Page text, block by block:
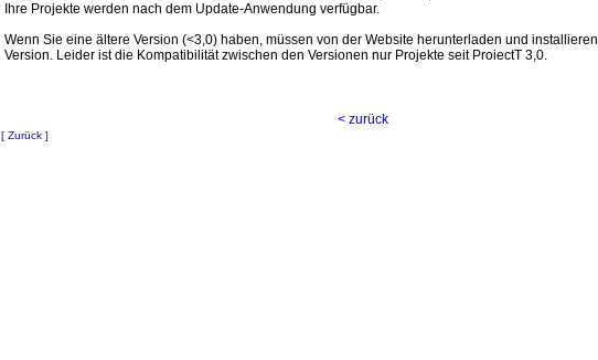
Ihre Projekte werden nach dem Update-Anwendung verfügbar.
Wenn Sie eine ältere Version (<3,0) haben, müssen von der Website herunterladen und installieren
Version. Leider ist die Kompatibilität zwischen den Versionen nur Projekte seit ProiectT 3,0.
< zurück
[ Zurück ]